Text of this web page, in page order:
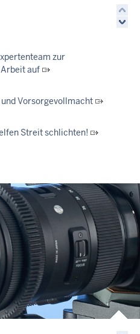
zur
auf
Vorsorgevollmacht
Streit schlichten!
NRW unterstützt
Gewalt
JVA Köln
Minister Limbach
Zukunftswerkstatt Justiz